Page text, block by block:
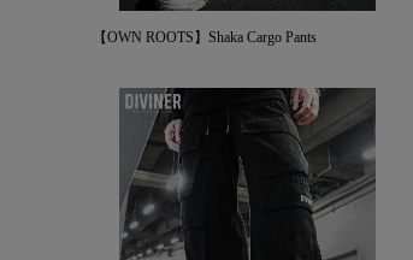
【OWN ROOTS】Shaka Cargo Pants